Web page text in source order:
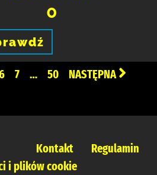
0
7 … 50 NASTĘPNA
Kontakt
Regulamin
i plików cookie